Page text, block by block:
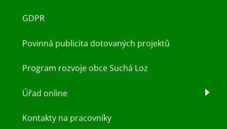
GDPR
Povinná publicita dotovaných projektů
Program rozvoje obce Suchá Loz
Úřad online
Kontakty na pracovníky